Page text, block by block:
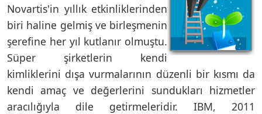
Novartis'in yıllık etkinliklerinden
biri haline gelmiş ve birleşmenin
şerefine her yıl kutlanır olmuştu.
Süper şirketlerin kendi
kimliklerini dışa vurmalarının düzenli bir kısmı da
kendi amaç ve değerlerini sundukları hizmetler
aracılığıyla dile getirmeleridir. IBM, 2011